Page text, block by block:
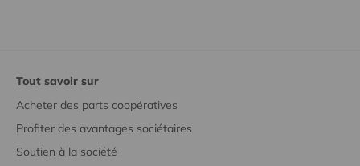
Tout savoir sur
Acheter des parts coopératives
Profiter des avantages sociétaires
Soutien à la société